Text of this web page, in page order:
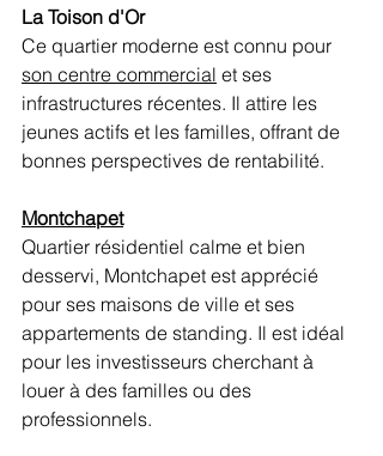
La Toison d'Or
Ce quartier moderne est connu pour
son centre commercial et ses
infrastructures récentes. Il attire les
jeunes actifs et les familles, offrant de
bonnes perspectives de rentabilité.
Montchapet
Quartier résidentiel calme et bien
desservi, Montchapet est apprécié
pour ses maisons de ville et ses
appartements de standing. Il est idéal
pour les investisseurs cherchant à
louer à des familles ou des
professionnels.